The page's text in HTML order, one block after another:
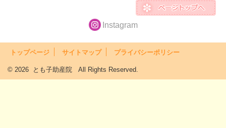
Instagram
トップページ サイトマップ プライバシーポリシー
© 2026 とも子助産院 All Rights Reserved.